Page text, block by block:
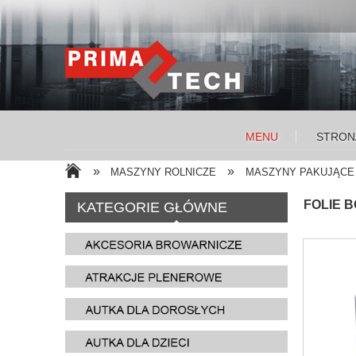
MENU
» MASZYNY ROLNICZE » MASZYNY
KATEGORIE GŁÓWNE FOLIE